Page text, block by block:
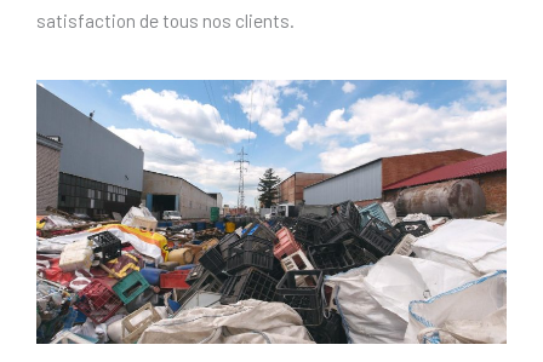
satisfaction de tous nos clients.